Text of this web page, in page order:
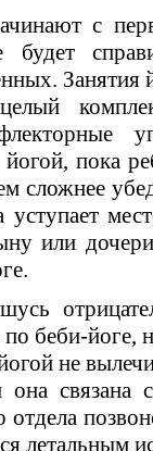
с
будет
Занятия
пока
сложнее
или
по беби-
не
связана
летальным